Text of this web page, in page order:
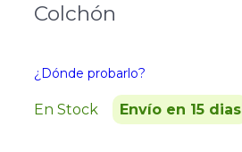
Colchón
¿Dónde probarlo?
En Stock Envío en 15 dias